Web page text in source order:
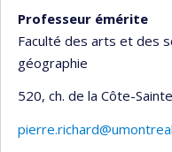
Professeur émérite
Faculté des arts et des
géographie
520, ch. de la Côte-